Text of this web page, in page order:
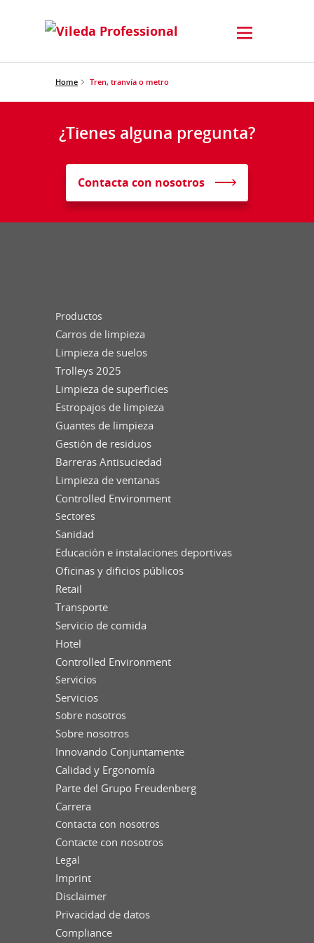
Home Tren, tranvía o metro
¿Tienes alguna pregunta?
Contacta con nosotros
Productos
Carros de limpieza
Limpieza de suelos
Trolleys 2025
Limpieza de superficies
Estropajos de limpieza
Guantes de limpieza
Gestión de residuos
Barreras Antisuciedad
Limpieza de ventanas
Controlled Environment
Sectores
Sanidad
Educación e instalaciones deportivas
Oficinas y dificios públicos
Retail
Transporte
Servicio de comida
Hotel
Controlled Environment
Servicios
Servicios
Sobre nosotros
Sobre nosotros
Innovando Conjuntamente
Calidad y Ergonomía
Parte del Grupo Freudenberg
Carrera
Contacta con nosotros
Contacte con nosotros
Legal
Imprint
Disclaimer
Privacidad de datos
Compliance